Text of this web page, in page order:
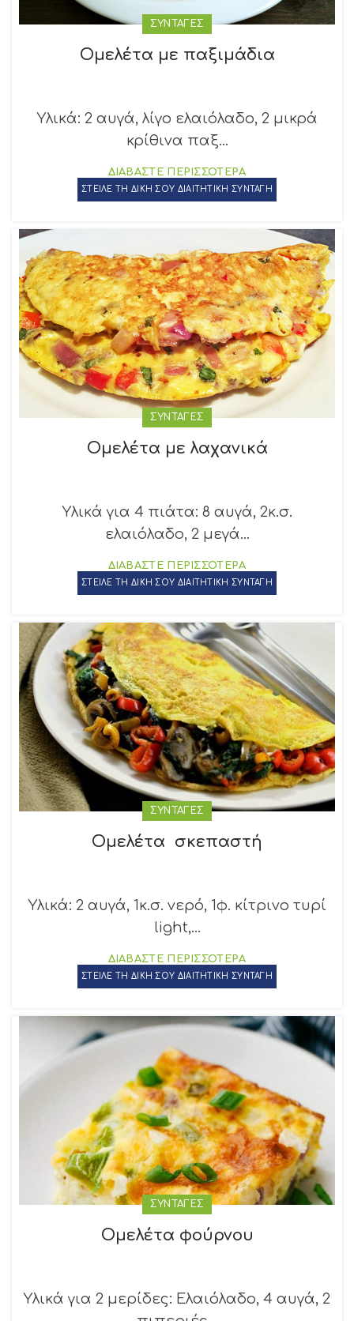
ΣΥΝΤΑΓΕΣ
Ομελέτα με παξιμάδια
Υλικά: 2 αυγά, λίγο ελαιόλαδο, 2 μικρά
κρίθινα παξ...
ΔΙΑΒΑΣΤΕ ΠΕΡΙΣΣΟΤΕΡΑ
ΣΤΕΙΛΕ ΤΗ ΔΙΚΗ ΣΟΥ ΔΙΑΙΤΗΤΙΚΗ ΣΥΝΤΑΓΗ
ΣΥΝΤΑΓΕΣ
Ομελέτα με λαχανικά
Υλικά για 4 πιάτα: 8 αυγά, 2κ.σ.
ελαιόλαδο, 2 μεγά...
ΔΙΑΒΑΣΤΕ ΠΕΡΙΣΣΟΤΕΡΑ
ΣΤΕΙΛΕ ΤΗ ΔΙΚΗ ΣΟΥ ΔΙΑΙΤΗΤΙΚΗ ΣΥΝΤΑΓΗ
ΣΥΝΤΑΓΕΣ
Ομελέτα σκεπαστή
Υλικά: 2 αυγά, 1κ.σ. νερό, 1φ. κίτρινο τυρί
light,...
ΔΙΑΒΑΣΤΕ ΠΕΡΙΣΣΟΤΕΡΑ
ΣΤΕΙΛΕ ΤΗ ΔΙΚΗ ΣΟΥ ΔΙΑΙΤΗΤΙΚΗ ΣΥΝΤΑΓΗ
ΣΥΝΤΑΓΕΣ
Ομελέτα φούρνου
Υλικά για 2 μερίδες: Ελαιόλαδο, 4 αυγά, 2